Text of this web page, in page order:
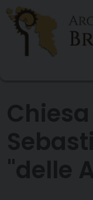
Skip
content